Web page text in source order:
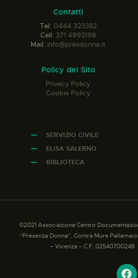
Contatti
Tel: 0444 323382
Cell: 371 4993198
Mail: info@presdonna.it
Policy del Sito
Privacy Policy
Cookie Policy
SERVIZIO CIVILE
ELISA SALERNO
BIBLIOTECA
©2021 Associazione Centro
“Presenza Donna”, Contrà Mure
– Vicenza – C.F: 02540700248